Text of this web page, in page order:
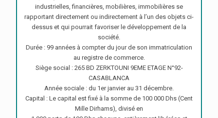
industrielles, financières, mobilières, immobilières se
rapportant directement ou indirectement à l’un des objets ci-
dessus et qui pourrait favoriser le développement de la
société.
Durée : 99 années à compter du jour de son immatriculation
au registre de commerce.
Siège social : 265 BD ZERKTOUNI 9EME ETAGE N°92-
CASABLANCA
Année sociale : du 1er janvier au 31 décembre.
Capital : Le capital est fixé à la somme de 100 000 Dhs (Cent
Mille Dirhams), divisé en